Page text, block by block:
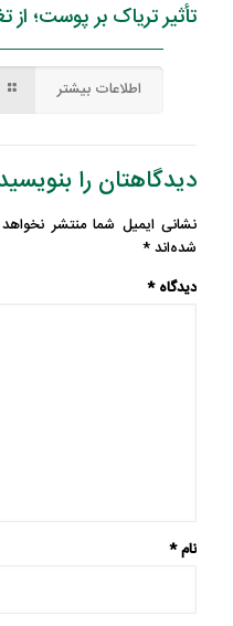
تأثیر تریاک بر پوست؛
اطلاعات بیشتر
دیدگاهتان را
نشانی ایمیل شما منتشر
شده‌اند*
دیدگاه*
نام*